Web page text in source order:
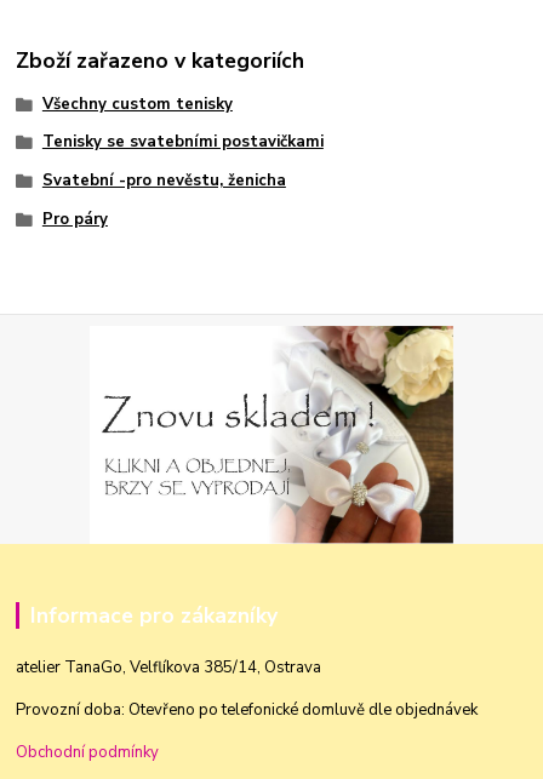
Zboží zařazeno v kategoriích
Všechny custom tenisky
Tenisky se svatebními postavičkami
Svatební -pro nevěstu, ženicha
Pro páry
Informace pro zákazníky
atelier TanaGo, Velflíkova 385/14, Ostrava
Provozní doba: Otevřeno po telefonické domluvě dle objednávek
Obchodní podmínky